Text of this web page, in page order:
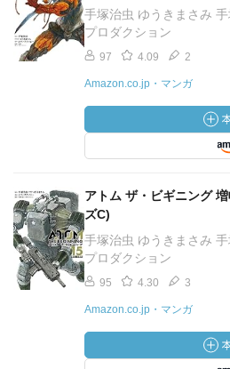
手塚治虫 ゆうきまさみ
プロダクション
97 4.09 2
Amazon.co.jp・マンガ
アトム ザ・ビギニング
ズC)
手塚治虫 ゆうきまさみ
プロダクション
95 4.30 3
Amazon.co.jp・マンガ